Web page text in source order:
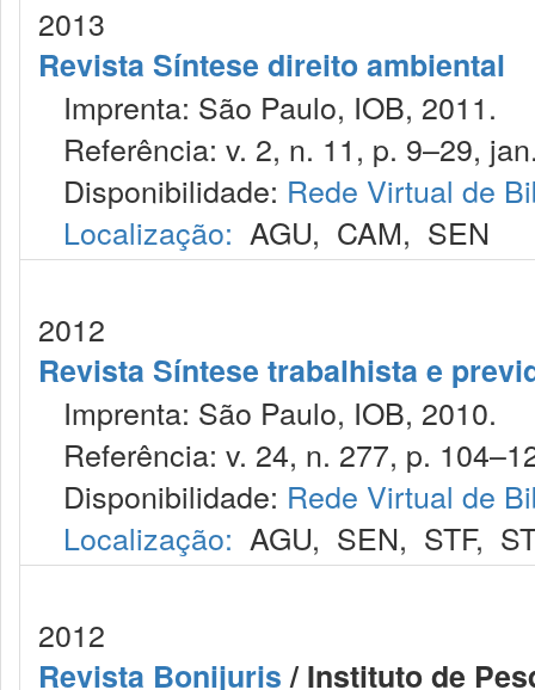
2013
Revista Síntese direito ambiental
Imprenta: São Paulo, IOB, 2011.
Referência: v. 2, n. 11, p. 9–29,
Disponibilidade: Rede Virtual de
Localização: AGU, CAM, SEN
2012
Revista Síntese trabalhista e
Imprenta: São Paulo, IOB, 2010.
Referência: v. 24, n. 277, p.
Disponibilidade: Rede Virtual de
Localização: AGU, SEN, STF,
2012
Revista Bonijuris/ Instituto de